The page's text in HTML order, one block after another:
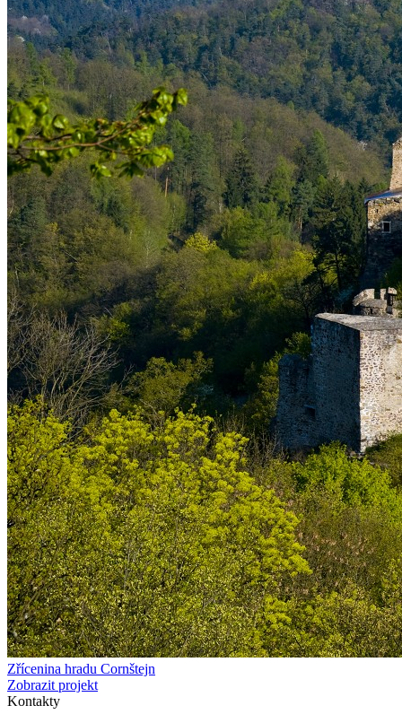
Zřícenina hradu Cornštejn
Zobrazit projekt
Kontakty